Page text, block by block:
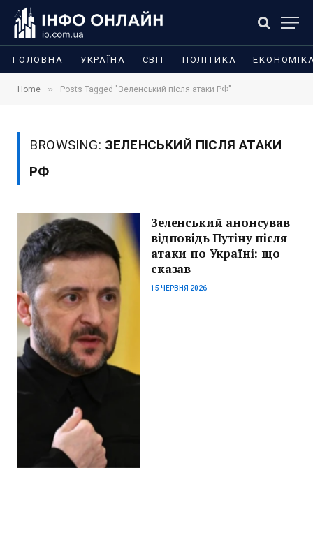
ГОЛОВНА УКРАЇНА СВІТ ПОЛІТИКА
Home » Posts Tagged "Зеленський після атаки РФ"
BROWSING: ЗЕЛЕНСЬКИЙ ПІСЛЯ АТАКИ
РФ
Зеленський анонсував
відповідь Путіну після
атаки по Україні: що
сказав
15 ЧЕРВНЯ 2026